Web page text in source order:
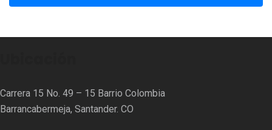
Carrera 15 No. 49 – 15 Barrio Colombia
Barrancabermeja, Santander. CO